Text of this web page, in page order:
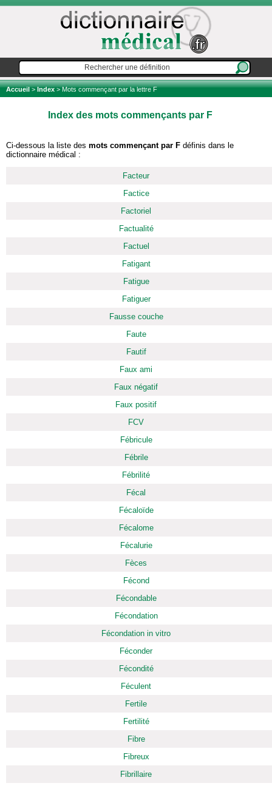
Accueil>Index> Mots commençant par la lettre F
Index des mots commençants par F
Ci-dessous la liste des mots commençant par F définis dans le
dictionnaire médical :
Facteur
Factice
Factoriel
Factualité
Factuel
Fatigant
Fatigue
Fatiguer
Fausse couche
Faute
Fautif
Faux ami
Faux négatif
Faux positif
FCV
Fébricule
Fébrile
Fébrilité
Fécal
Fécaloïde
Fécalome
Fécalurie
Fèces
Fécond
Fécondable
Fécondation
Fécondation in vitro
Féconder
Fécondité
Féculent
Fertile
Fertilité
Fibre
Fibreux
Fibrillaire